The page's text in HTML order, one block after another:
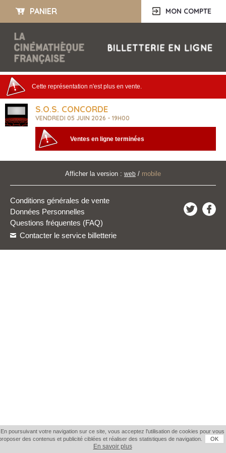
PANIER MON COMPTE
Cette représentation n'est plus en vente.
S.O.S. CONCORDE
VENDREDI 05 JUIN 2026 - 19H00
Ventes en ligne terminées
Afficher la version : web / mobile
Questions fréquentes (FAQ)
Conditions générales de vente
Données Personnelles
Contacter le service billetterie
En poursuivant votre navigation sur ce site, vous acceptez l'utilisation de cookies pour vous
des contenus et publicité ciblées et réaliser des statistiques de navigation.
OK
En savoir plus